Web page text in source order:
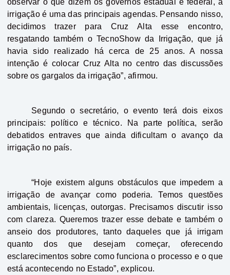
observar o que dizem os governos estadual e federal, a
irrigação é uma das principais agendas. Pensando nisso,
decidimos trazer para Cruz Alta esse encontro,
resgatando também o TecnoShow da Irrigação, que já
havia sido realizado há cerca de 25 anos. A nossa
intenção é colocar Cruz Alta no centro das discussões
sobre os gargalos da irrigação”, afirmou.
Segundo o secretário, o evento terá dois eixos
principais: político e técnico. Na parte política, serão
debatidos entraves que ainda dificultam o avanço da
irrigação no país.
“Hoje existem alguns obstáculos que impedem a
irrigação de avançar como poderia. Temos questões
ambientais, licenças, outorgas. Precisamos discutir isso
com clareza. Queremos trazer esse debate e também o
anseio dos produtores, tanto daqueles que já irrigam
quanto dos que desejam começar, oferecendo
esclarecimentos sobre como funciona o processo e o que
está acontecendo no Estado”, explicou.